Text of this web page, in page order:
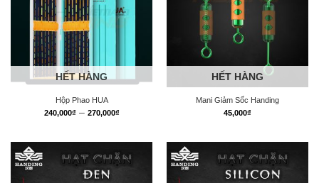
HẾT HÀNG
Hộp Phao HUA
240,000₫ – 270,000₫Khoảng
240,000₫
đến
270,000₫
HẾT HÀNG
Mani Giảm Sốc Handing
45,000₫